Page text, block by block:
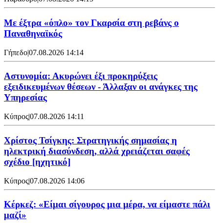
Mε έξτρα «όπλο» τον Γκαρσία στη ρεβάνς ο
Παναθηναϊκός
Γήπεδο|07.08.2026 14:14
Αστυνομία: Ακυρώνει έξι προκηρύξεις
εξειδικευμένων θέσεων - Άλλαξαν οι ανάγκες της
Υπηρεσίας
Κύπρος|07.08.2026 14:11
Χρίστος Τσίγκης: Στρατηγικής σημασίας η
ηλεκτρική διασύνδεση, αλλά χρειάζεται σαφές
σχέδιο [ηχητικό]
Κύπρος|07.08.2026 14:06
Κέρκεζ: «Είμαι σίγουρος μια μέρα, να είμαστε πάλι
μαζί»